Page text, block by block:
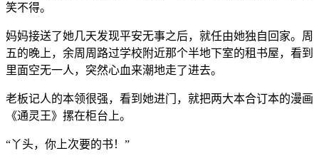
笑不得。
妈妈接送了她几天发现平安无事之后，就任由她独自回家。周
五的晚上，余周周路过学校附近那个半地下室的租书屋，看到
里面空无一人，突然心血来潮地走了进去。
老板记人的本领很强，看到她进门，就把两大本合订本的漫画
《通灵王》摞在柜台上。
“丫头，你上次要的书！”